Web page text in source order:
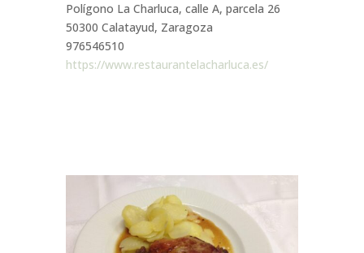
Polígono La Charluca, calle A, parcela 26
50300 Calatayud, Zaragoza
976546510
https://www.restaurantelacharluca.es/